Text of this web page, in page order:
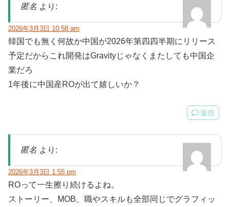
匿名 より:
2026年3月3日 10:58 am
韓国でも無く何故か中国が2026年第四四半期にリリース
予定だからこれ開発はGravityじゃなくまたしても中国企
業だろ
1年後に中国産ROが出て嬉しいか？
返信
匿名 より:
2026年3月3日 1:55 pm
ROって一生擦り続けるよね。
ストーリー、MOB、職やスキルも全部同じでグラフィッ